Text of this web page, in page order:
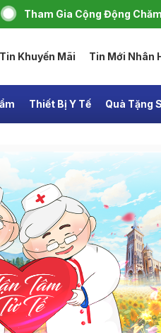
Tham Gia Cộng Động
Khuyến Mãi Tin Mới Nhân
Thiết Bị Y Tế Quà Tặng